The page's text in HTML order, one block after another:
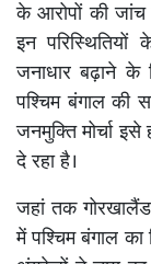
के आरोपों की
इन
जनाधार बढ़ाने
पश्चिम बंगाल की
जनमुक्ति मोर्चा
दे रहा है।
जहां तक गोरखालैंड
में पश्चिम बंगाल का